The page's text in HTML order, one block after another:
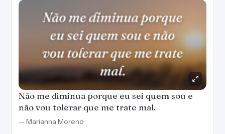
Não me diminua porque eu sei quem sou e
não vou tolerar que me trate mal.
— Marianna Moreno